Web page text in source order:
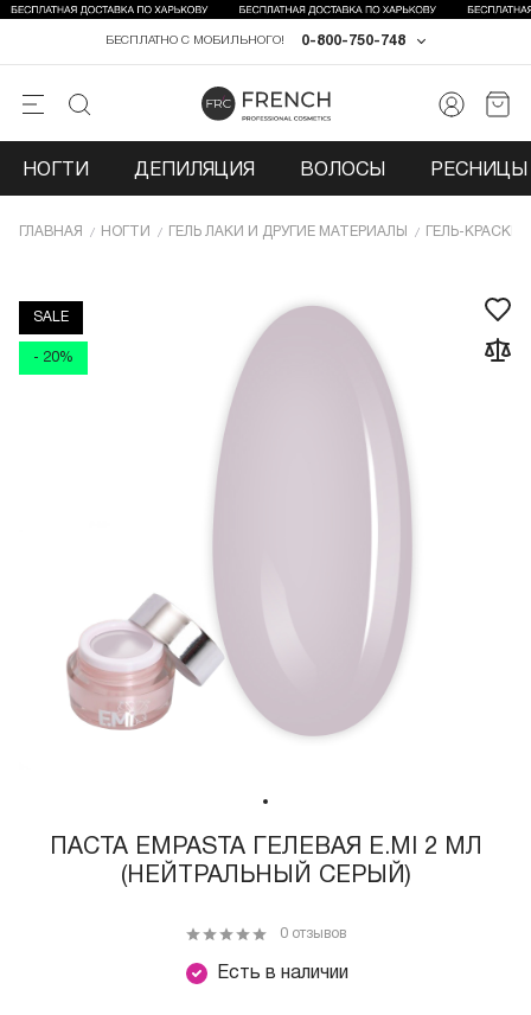
0-800-750-748
БЕСПЛАТНО С МОБИЛЬНОГО!
НОГТИ ДЕПИЛЯЦИЯ ВОЛОСЫ РЕСНИЦЫ
ГЛАВНАЯ НОГТИ ГЕЛЬ ЛАКИ И ДРУГИЕ МАТЕРИАЛЫ ГЕЛЬ-КРАСКИ
SALE
- 20%
ПАСТА EMPASTA ГЕЛЕВАЯ E.MI 2 МЛ
(НЕЙТРАЛЬНЫЙ СЕРЫЙ)
Есть в наличии
0 отзывов